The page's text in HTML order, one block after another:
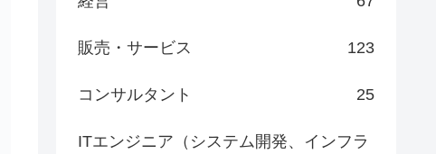
販売・サービス 123
コンサルタント 25
ITエンジニア（システム開発、インフラ